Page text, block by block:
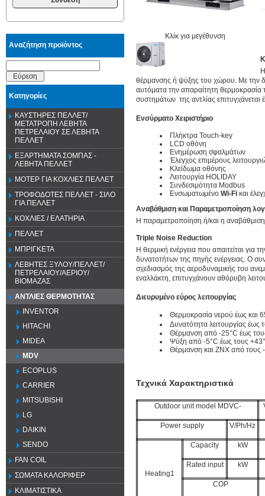
Αναζήτηση προϊόντος
Εύρεση
Κατηγορίες
ΚΑΥΣΤΗΡΕΣ ΠΕΛΛΕΤ/
ΜΕΤΑΤΡΟΠΗ ΛΕΒΗΤΑ
ΠΕΤΡΕΛΑΙΟΥ ΣΕ ΛΕΒΗΤΑ
ΠΕΛΛΕΤ
ΕΞΑΡΤΗΜΑΤΑ ΣΟΜΠΑΣ -
ΛΕΒΗΤΑ ΠΕΛΛΕΤ
ΜΟΤΕΡ ΓΙΑ ΚΟΧΛΙΕΣ ΠΕΛΛΕΤ
ΤΡΟΦΟΔΟΤΕΣ ΠΕΛΛΕΤ - ΣΙΛΟ
ΓΙΑ ΠΕΛΛΕΤ
ΚΟΧΛΙΕΣ / ΕΛΑΤΗΡΙΑ
ΠΕΛΛΕΤ
ΜΠΡΙΓΚΕΤΑ
ΛΕΒΗΤΕΣ ΞΥΛΟΥ/ΠΕΛΛΕΤ/
ΠΕΤΡΕΛΑΙΟΥ/ΑΕΡΙΟΥ/
ΒΙΟΜΑΖΑΣ
ΑΝΤΛΙΕΣ ΘΕΡΜΟΤΗΤΑΣ
INVENTOR
HITACHI
MIDEA
MDV
ECOPLUS
CARRIER
MITSUBISHI
LG
DAIKIN
SENDO
FAN COIL
ΣΩΜΑΤΑ ΚΑΛΟΡΙΦΕΡ
ΚΛΙΜΑΤΙΣΤΙΚΑ
Κλίκ για μεγέθυνση
θέρμανσης ή ψύξης του χώρου. Με την
αυτόματα την απαραίτητη
συστημάτων της αντλίας επιτυγχάνεται
Ενσύρματο Χειριστήριο
Πλήκτρα Touch-key
LCD οθόνη
Ενημέρωση σφαλμάτων
Έλεγχος επιμέρους
Κλείδωμα οθόνης
Λειτουργία HOLIDAY
Συνδεσιμότητα Modbus
Ενσωματωμένο Wi-Fi και
Αναβάθμιση και Παραμετροποίηση
Η παραμετροποίηση ή/και η
Triple Noise Reduction
Η θερμική ενέργεια που απαιτείται
δυνατοτήτων της πηγής ενέργειας. Ο
σχεδιασμός της αεροδυναμικής του
εναλλάκτη, επιτυγχάνουν αθόρυβη
Διευρυμένο εύρος λειτουργίας
Θερμοκρασία νερού έως και
Δυνατότητα λειτουργίας
Θέρμανση από -25°C έως
Ψύξη από -5°C έως τους
Θέρμανση και ΖΝΧ από τους -
Τεχνικά Χαρακτηριστικά
Outdoor unit model MDVC-
Power supply V/Ph/Hz
Heating1
Capacity kW
Rated input kW
COP